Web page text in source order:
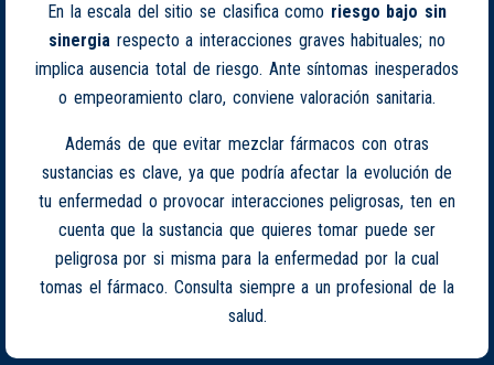
En la escala del sitio se clasifica como riesgo bajo sin
sinergia respecto a interacciones graves habituales; no
implica ausencia total de riesgo. Ante síntomas inesperados
o empeoramiento claro, conviene valoración sanitaria.
Además de que evitar mezclar fármacos con otras
sustancias es clave, ya que podría afectar la evolución de
tu enfermedad o provocar interacciones peligrosas, ten en
cuenta que la sustancia que quieres tomar puede ser
peligrosa por si misma para la enfermedad por la cual
tomas el fármaco. Consulta siempre a un profesional de la
salud.